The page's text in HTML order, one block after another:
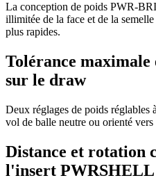
La conception de poids PWR-
illimitée de la face et de la
plus rapides.
Tolérance
sur le draw
Deux réglages de poids réglables
vol de balle neutre ou orienté vers
Distance et rotation
l'insert PWRSHELL